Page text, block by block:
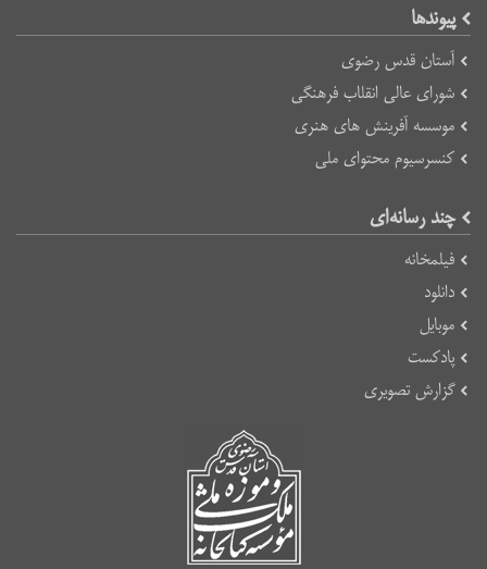
پیوند‌ها
آستان قدس رضوی
شورای عالی انقلاب فرهنگی
موسسه آفرینش های هنری
کنسرسیوم محتوای ملی
چند رسانه‌ای
فیلمخانه
دانلود
موبایل
پادکست
گزارش تصویری